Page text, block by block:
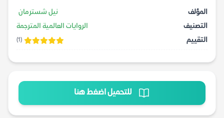
المؤلف
نيل شسترمان
التصنيف
الروايات العالمية المترجمة
التقييم
(1)
للتحميل اضغط هنا